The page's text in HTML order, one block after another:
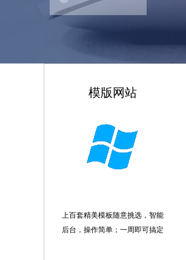
模版网站
上百套精美模板随意挑选，智能
后台，操作简单；一周即可搞定